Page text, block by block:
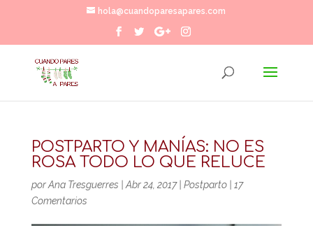
hola@cuandoparesapares.com
POSTPARTO Y MANÍAS: NO ES
ROSA TODO LO QUE RELUCE
porAna Tresguerres Abr 24, 2017| Postparto| 17
Comentarios